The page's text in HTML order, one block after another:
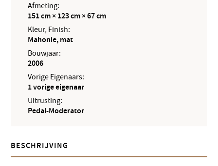
Afmeting:
151 cm × 123 cm × 67 cm
Kleur, Finish:
Mahonie, mat
Bouwjaar:
2006
Vorige Eigenaars:
1 vorige eigenaar
Uitrusting:
Pedal-Moderator
BESCHRIJVING